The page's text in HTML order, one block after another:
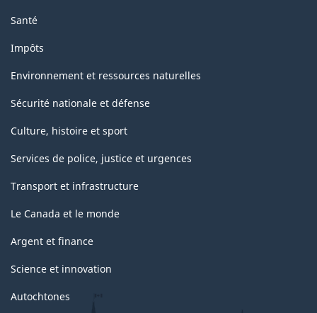
Santé
Impôts
Environnement et ressources naturelles
Sécurité nationale et défense
Culture, histoire et sport
Services de police, justice et urgences
Transport et infrastructure
Le Canada et le monde
Argent et finance
Science et innovation
Autochtones